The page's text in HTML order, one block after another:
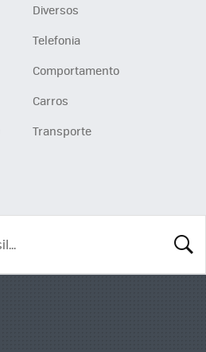
Diversos
Telefonia
Comportamento
Carros
Transporte